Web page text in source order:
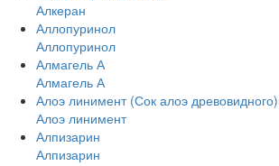
Алкеран
Аллопуринол
Аллопуринол
Алмагель А
Алмагель А
Алоэ линимент (Сок алоэ древовидного)
Алоэ линимент
Алпизарин
Алпизарин